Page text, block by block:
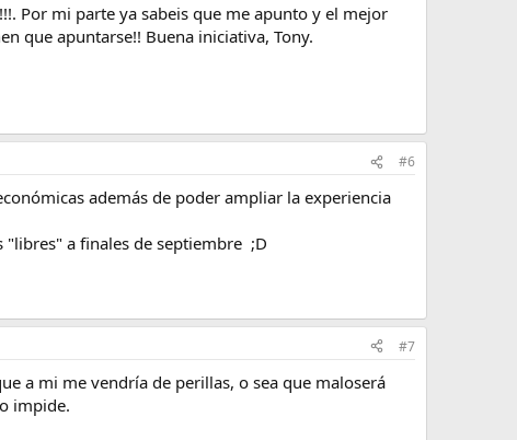
Por mi parte ya sabeis que me apunto y el mejor
que apuntarse!! Buena iniciativa, Tony.
#6
además de poder ampliar la experiencia
"libres" a finales de septiembre ;D
#7
a mi me vendría de perillas, o sea que maloserá
impide.